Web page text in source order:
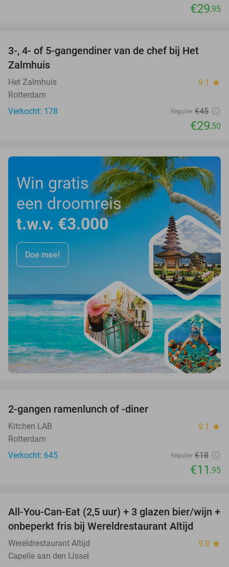
€29,95
34%
3-, 4- of 5-gangendiner van de chef bij Het
Zalmhuis
Het Zalmhuis 9.1 star
Rotterdam
Verkocht: 178
Regulier €45
€29,50
Win gratis
een droomreis
t.w.v. €3.000
Doe mee!
2-gangen ramenlunch of -diner
Kitchen LAB 9.1 star
Rotterdam
Verkocht: 645
Regulier €18
€11 ,95
21%
All-You-Can-Eat (2,5 uur) + 3 glazen bier/wijn +
onbeperkt fris bij Wereldrestaurant Altijd
Wereldrestaurant Altijd 9.0 star
Capelle aan den IJssel